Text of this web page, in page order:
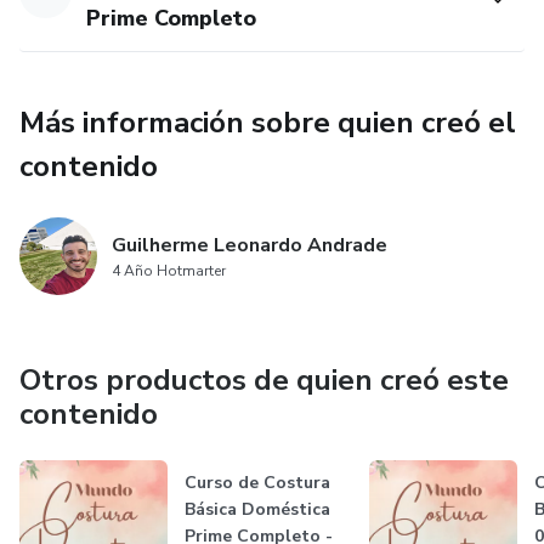
Prime Completo
Más información sobre quien creó el
contenido
Guilherme Leonardo Andrade
4 Año Hotmarter
Otros productos de quien creó este
contenido
Curso de Costura
Básica Doméstica
Prime Completo -